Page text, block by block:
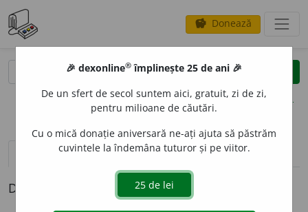
savings Donează
clear
opțiuni
definiții (1) pronunțievolume_up (50)
Definiția cu ID-ul 326720:
🎉 dexonline® împlinește 25 de ani 🎉
De un sfert de secol suntem aici, gratuit, zi de zi,
pentru milioane de căutări.
Cu o mică donație aniversară ne-ați ajuta să păstrăm
cuvintele la îndemâna tuturor și pe viitor.